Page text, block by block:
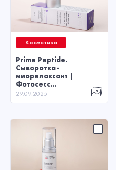
Косметика
Prime Peptide.
Сыворотка-
миорелаксант |
Фотосесс...
29.09.2025